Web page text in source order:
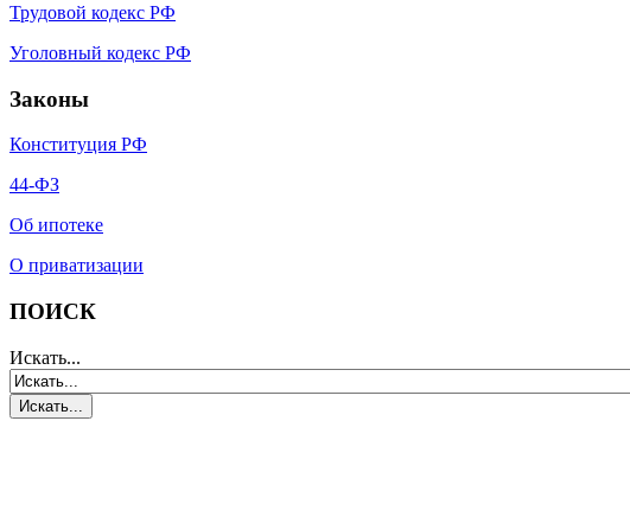
Трудовой кодекс РФ
Уголовный кодекс РФ
Законы
Конституция РФ
44-ФЗ
Об ипотеке
О приватизации
ПОИСК
Искать...